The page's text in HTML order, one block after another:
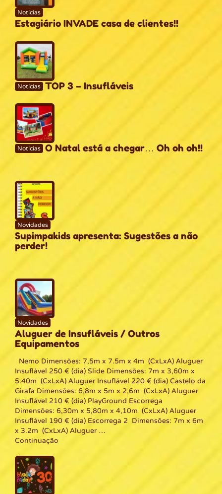
Notícias
Estagiário INVADE casa de clientes!!
Notícias TOP 3 – Insufláveis
Notícias O Natal está a chegar… Oh oh oh!!
Novidades
Supimpakids apresenta: Sugestões a não
perder!
Novidades
Aluguer de Insufláveis / Outros
Equipamentos
Nemo Dimensões: 7,5m x 7.5m x 4m (CxLxA) Aluguer
Insuflável 250 € (dia) Slide Dimensões: 7m x 3,60m x
5.40m (CxLxA) Aluguer Insuflável 220 € (dia) Castelo da
Girafa Dimensões: 6,8m x 5m x 2,6m (CxLxA) Aluguer
Insuflável 210 € (dia) PlayGround Escorrega
Dimensões: 6,30m x 5,80m x 4,10m (CxLxA) Aluguer
Insuflável 190 € (dia) Escorrega 2 Dimensões: 7m x 6m
x 3.2m (CxLxA) Aluguer …
Continuação